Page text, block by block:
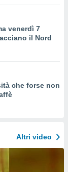
venerdì 7
il Nord
che forse non
Altri video